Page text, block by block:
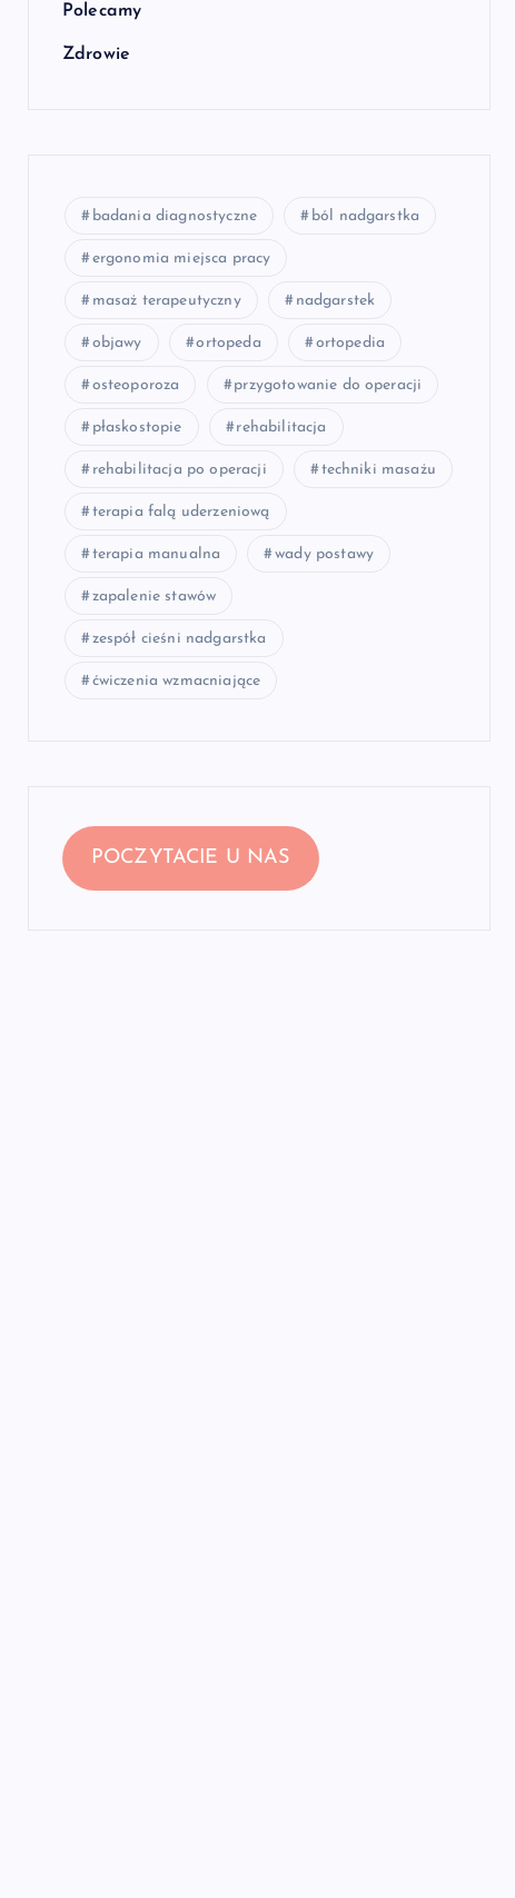
Polecamy
Zdrowie
badania diagnostyczne ból nadgarstka
ergonomia miejsca pracy
masaż terapeutyczny nadgarstek
objawy ortopeda ortopedia
osteoporoza przygotowanie do operacji
płaskostopie rehabilitacja
rehabilitacja po operacji techniki masażu
terapia falą uderzeniową
terapia manualna wady postawy
zapalenie stawów
zespół cieśni nadgarstka
ćwiczenia wzmacniające
POCZYTACIE U NAS